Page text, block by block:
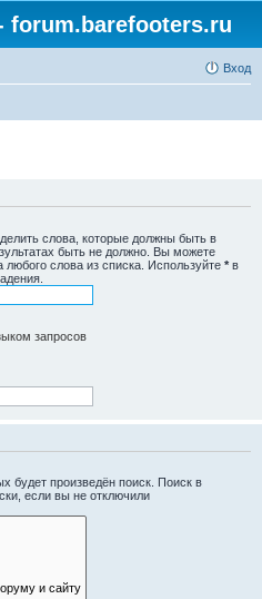
forum.barefooters.ru
Вход
слова, которые должны быть в
быть не должно. Вы можете
любого слова из списка. Используйте * в
запросов
будет произведён поиск. Поиск в
если вы не отключили